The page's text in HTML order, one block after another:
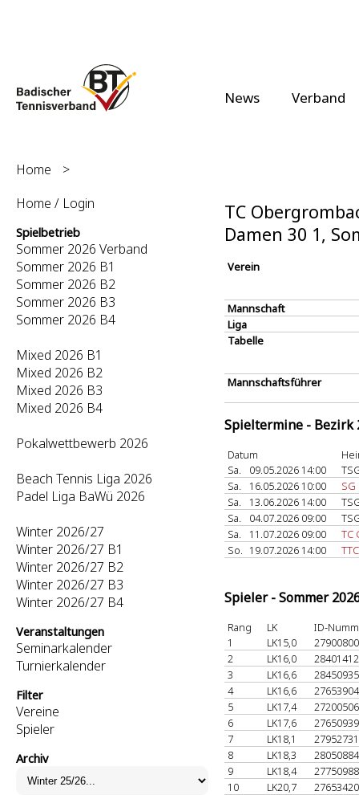
News Verband
Home
>
Home / Login
Spielbetrieb
Sommer 2026 Verband
Sommer 2026 B1
Sommer 2026 B2
Sommer 2026 B3
Sommer 2026 B4
Mixed 2026 B1
Mixed 2026 B2
Mixed 2026 B3
Mixed 2026 B4
Pokalwettbewerb 2026
Beach Tennis Liga 2026
Padel Liga BaWü 2026
Winter 2026/27
Winter 2026/27 B1
Winter 2026/27 B2
Winter 2026/27 B3
Winter 2026/27 B4
Veranstaltungen
Seminarkalender
Turnierkalender
Filter
Vereine
Spieler
Archiv
TC
Damen 30 1,
Verein
Mannschaft
Liga
Tabelle
Mannschaftsführer
Spieltermine - Bezirk
Datum
Sa.
09.05.2026 14:00
Sa.
16.05.2026 10:00
SG
Sa.
13.06.2026 14:00
Sa.
04.07.2026 09:00
Sa.
11.07.2026 09:00
TC
So. 19.07.2026 14:00
Spieler - Sommer
Rang LK
ID-
1
LK15,0
2
LK16,0
3
LK16,6
4
LK16,6
5
LK17,4
6
LK17,6
7
LK18,1
8
LK18,3
9
LK18,4
10
LK20,7